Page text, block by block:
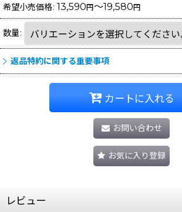
希望小売価格: 13,590 円 ～19,580 円
数量:
返品特約に関する重要事項
カートに入れる
お問い合わせ
お気に入り登録
レビュー